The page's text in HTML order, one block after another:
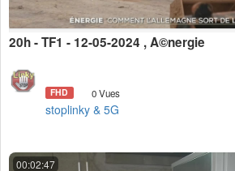
20h - TF1 - 12-05-2024 , Ã©nergie
FHD 0 Vues
stoplinky & 5G
00:02:47